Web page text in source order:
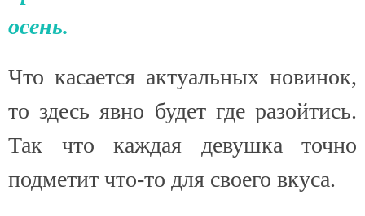
осень.
Что касается актуальных новинок,
то здесь явно будет где разойтись.
Так что каждая девушка точно
подметит что-то для своего вкуса.